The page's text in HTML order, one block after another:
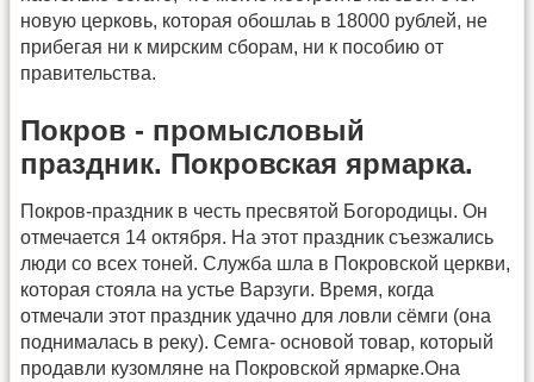
новую церковь, которая обошлаь в 18000 рублей, не
прибегая ни к мирским сборам, ни к пособию от
правительства.
Покров - промысловый
праздник. Покровская ярмарка.
Покров-праздник в честь пресвятой Богородицы. Он
отмечается 14 октября. На этот праздник съезжались
люди со всех тоней. Служба шла в Покровской церкви,
которая стояла на устье Варзуги. Время, когда
отмечали этот праздник удачно для ловли сёмги (она
поднималась в реку). Семга- основой товар, который
продавли кузомляне на Покровской ярмарке.Она